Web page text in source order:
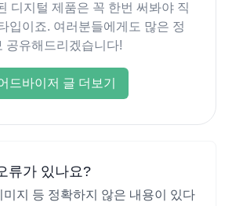
디지털 제품은 꼭 한번 써봐야 직
입이죠. 여러분들에게도 많은 정
공유해드리겠습니다!
드바이저 글 더보기
류가 있나요?
미지 등 정확하지 않은 내용이 있다